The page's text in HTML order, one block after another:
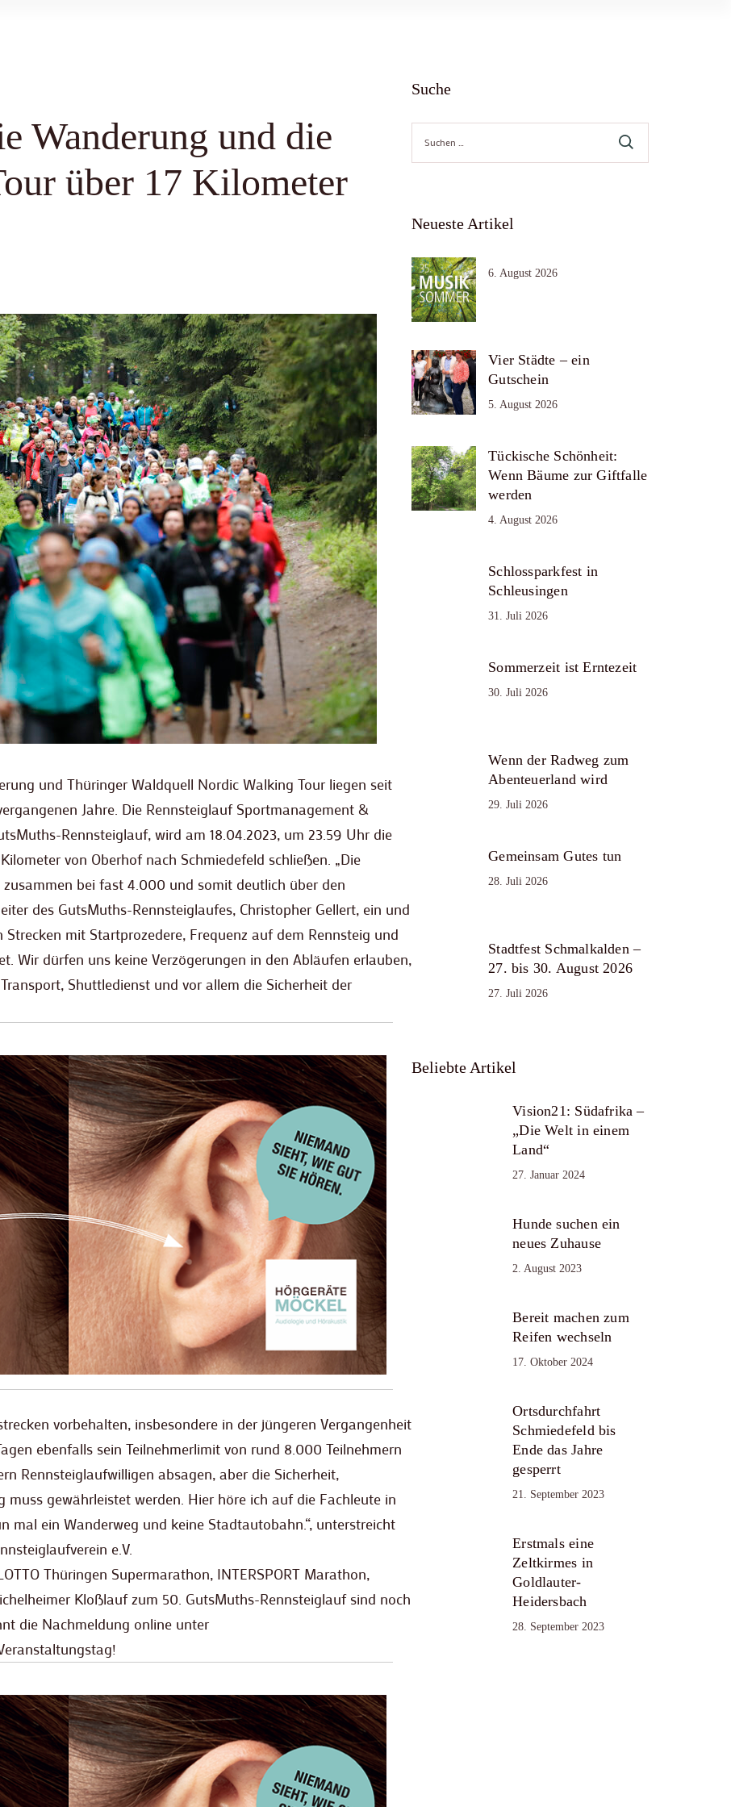
Wanderung und die
über 17 Kilometer
und Thüringer Waldquell Nordic Walking Tour liegen seit
Jahre. Die Rennsteiglauf Sportmanagement &
Rennsteiglauf, wird am 18.04.2023, um 23.59 Uhr die
von Oberhof nach Schmiedefeld schließen. „Die
bei fast 4.000 und somit deutlich über den
des GutsMuths-Rennsteiglaufes, Christopher Gellert, ein und
mit Startprozedere, Frequenz auf dem Rennsteig und
Wir dürfen uns keine Verzögerungen in den Abläufen erlauben,
Shuttledienst und vor allem die Sicherheit der
vorbehalten, insbesondere in der jüngeren Vergangenheit
ebenfalls sein Teilnehmerlimit von rund 8.000 Teilnehmern
Rennsteiglaufwilligen absagen, aber die Sicherheit,
gewährleistet werden. Hier höre ich auf die Fachleute in
mal ein Wanderweg und keine Stadtautobahn.“, unterstreicht
e.V.
Thüringen Supermarathon, INTERSPORT Marathon,
Kloßlauf zum 50. GutsMuths-Rennsteiglauf sind noch
die Nachmeldung online unter
Suche
Suche
nach:
Neueste Artikel
6. August 2026
Vier Städte – ein
Gutschein
5. August 2026
Tückische Schönheit:
Wenn Bäume zur Giftfalle
werden
4. August 2026
Schlossparkfest in
Schleusingen
31. Juli 2026
Sommerzeit ist Erntezeit
30. Juli 2026
Wenn der Radweg zum
Abenteuerland wird
29. Juli 2026
Gemeinsam Gutes tun
28. Juli 2026
Stadtfest Schmalkalden –
27. bis 30. August 2026
27. Juli 2026
Beliebte Artikel
Vision21: Südafrika –
„Die Welt in einem
Land“
27. Januar 2024
Hunde suchen ein
neues Zuhause
2. August 2023
Bereit machen zum
Reifen wechseln
17. Oktober 2024
Ortsdurchfahrt
Schmiedefeld bis
Ende das Jahre
gesperrt
21. September 2023
Erstmals eine
Zeltkirmes in
Goldlauter-
Heidersbach
28. September 2023